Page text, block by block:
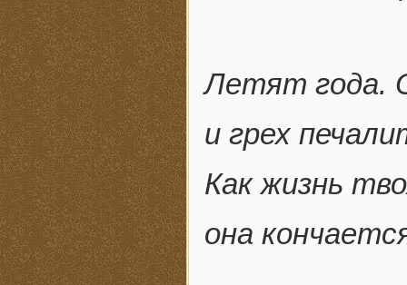
Летят года.
и грех
Как жизнь
она